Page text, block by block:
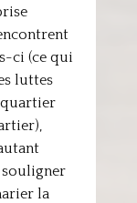
ci (ce qui
luttes
quartier
souligner
la